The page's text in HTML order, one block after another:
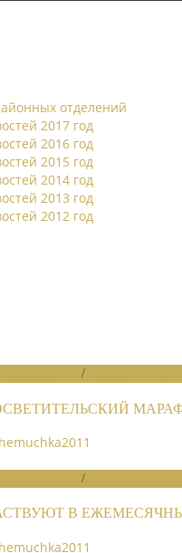
отделений
2017 год
2016 год
2015 год
2014 год
2013 год
2012 год
/
/
В